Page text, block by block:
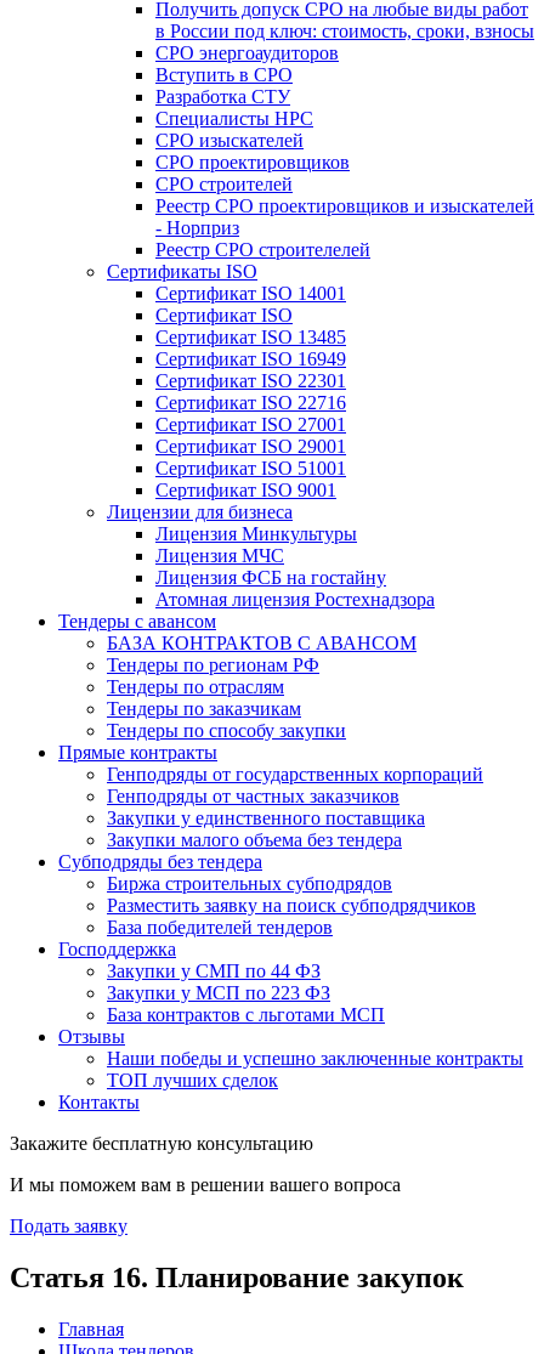
Получить допуск СРО на любые виды работ
в России под ключ: стоимость, сроки, взносы
СРО энергоаудиторов
Вступить в СРО
Разработка СТУ
Специалисты НРС
СРО изыскателей
СРО проектировщиков
СРО строителей
Реестр СРО проектировщиков и изыскателей
- Норприз
Реестр СРО строителелей
Сертификаты ISO
Сертификат ISO 14001
Сертификат ISO
Сертификат ISO 13485
Сертификат ISO 16949
Сертификат ISO 22301
Сертификат ISO 22716
Сертификат ISO 27001
Сертификат ISO 29001
Сертификат ISO 51001
Сертификат ISO 9001
Лицензии для бизнеса
Лицензия Минкультуры
Лицензия МЧС
Лицензия ФСБ на гостайну
Атомная лицензия Ростехнадзора
Тендеры с авансом
БАЗА КОНТРАКТОВ С АВАНСОМ
Тендеры по регионам РФ
Тендеры по отраслям
Тендеры по заказчикам
Тендеры по способу закупки
Прямые контракты
Генподряды от государственных корпораций
Генподряды от частных заказчиков
Закупки у единственного поставщика
Закупки малого объема без тендера
Субподряды без тендера
Биржа строительных субподрядов
Разместить заявку на поиск субподрядчиков
База победителей тендеров
Господдержка
Закупки у СМП по 44 ФЗ
Закупки у МСП по 223 ФЗ
База контрактов с льготами МСП
Отзывы
Наши победы и успешно заключенные контракты
ТОП лучших сделок
Контакты
Закажите бесплатную консультацию
И мы поможем вам в решении вашего вопроса
Подать заявку
Статья 16. Планирование закупок
Главная